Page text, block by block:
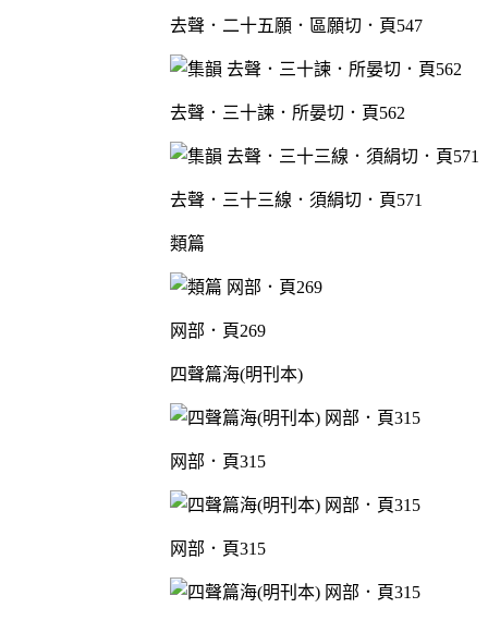
去聲．二十五願．區願切．頁547
去聲．三十諫．所晏切．頁562
去聲．三十三線．須絹切．頁571
類篇
网部．頁269
四聲篇海(明刊本)
网部．頁315
网部．頁315